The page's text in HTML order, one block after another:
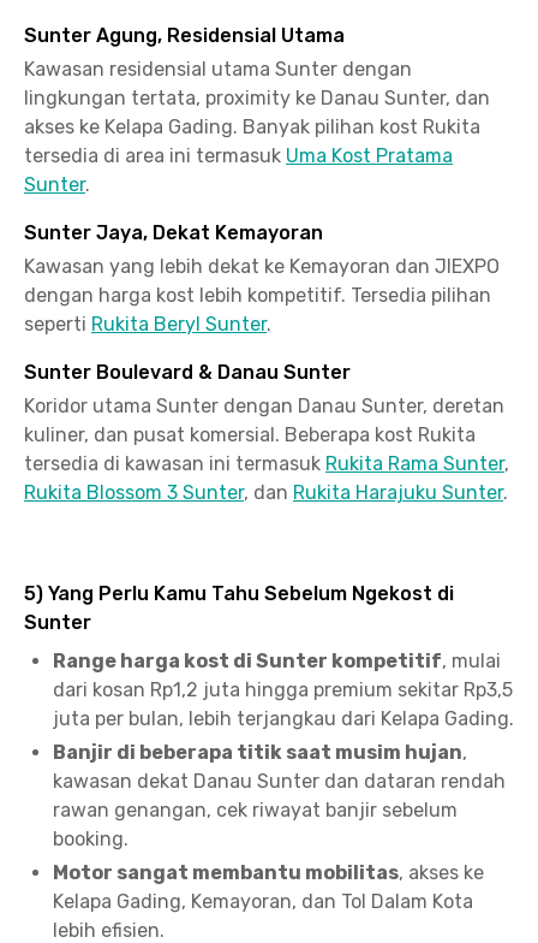
Sunter Agung, Residensial Utama
Kawasan residensial utama Sunter dengan
lingkungan tertata, proximity ke Danau Sunter, dan
akses ke Kelapa Gading. Banyak pilihan kost Rukita
tersedia di area ini termasuk Uma Kost Pratama
Sunter.
Sunter Jaya, Dekat Kemayoran
Kawasan yang lebih dekat ke Kemayoran dan JIEXPO
dengan harga kost lebih kompetitif. Tersedia pilihan
seperti Rukita Beryl Sunter.
Sunter Boulevard & Danau Sunter
Koridor utama Sunter dengan Danau Sunter, deretan
kuliner, dan pusat komersial. Beberapa kost Rukita
tersedia di kawasan ini termasuk Rukita Rama Sunter,
Rukita Blossom 3 Sunter, dan Rukita Harajuku Sunter.
5) Yang Perlu Kamu Tahu Sebelum Ngekost di
Sunter
Range harga kost di Sunter kompetitif, mulai
dari kosan Rp1,2 juta hingga premium sekitar Rp3,5
juta per bulan, lebih terjangkau dari Kelapa Gading.
Banjir di beberapa titik saat musim hujan,
kawasan dekat Danau Sunter dan dataran rendah
rawan genangan, cek riwayat banjir sebelum
booking.
Motor sangat membantu mobilitas, akses ke
Kelapa Gading, Kemayoran, dan Tol Dalam Kota
lebih efisien.